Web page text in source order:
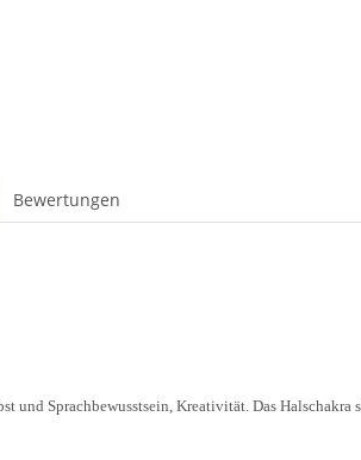
Bewertungen
und Sprachbewusstsein, Kreativität. Das